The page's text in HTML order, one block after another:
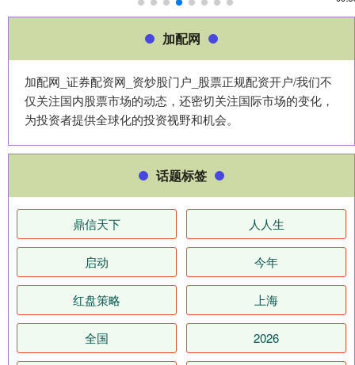
加配网
加配网_证券配资网_资炒股门户_股票正规配资开户/我们不
仅关注国内股票市场的动态，还密切关注国际市场的变化，
为投资者提供全球化的投资视野和机会。
话题标签
鼎信天下 人人生
启动 今年
红盘策略 上海
全国 2026